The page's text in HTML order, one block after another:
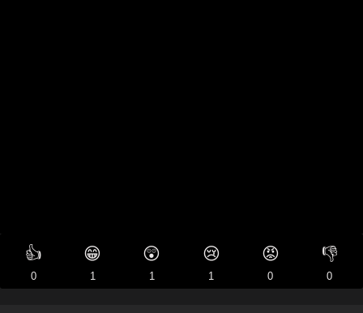
👍
0
😁
1
😲
1
😢
1
😡
0
👎
0